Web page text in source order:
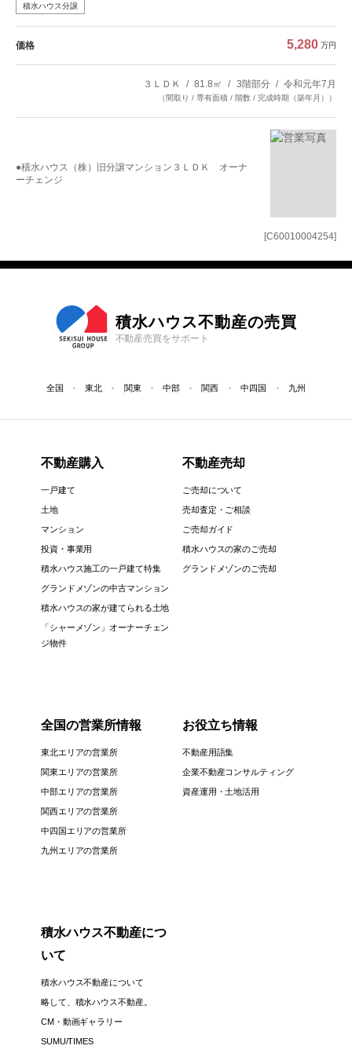
[C60010004254]
積水ハウス分譲
価格 5,280 万円
３ＬＤＫ 81.8㎡ 3階部分 令和元年7月
（間取り / 専有面積 / 階数 / 完成時期（築年月））
●積水ハウス（株）旧分譲マンション３ＬＤＫ オーナ
ーチェンジ
積水ハウス不動産の売買
不動産売買をサポート
全国 東北 関東 中部 関西 中四国 九州
不動産購入
一戸建て
土地
マンション
投資・事業用
積水ハウス施工の一戸建て特集
グランドメゾンの中古マンション
積水ハウスの家が建てられる土地
「シャーメゾン」オーナーチェン
ジ物件
不動産売却
ご売却について
売却査定・ご相談
ご売却ガイド
積水ハウスの家のご売却
グランドメゾンのご売却
全国の営業所情報
東北エリアの営業所
関東エリアの営業所
中部エリアの営業所
関西エリアの営業所
中四国エリアの営業所
九州エリアの営業所
お役立ち情報
不動産用語集
企業不動産コンサルティング
資産運用・土地活用
積水ハウス不動産につ
いて
積水ハウス不動産について
略して、積水ハウス不動産。
CM・動画ギャラリー
SUMU/TIMES